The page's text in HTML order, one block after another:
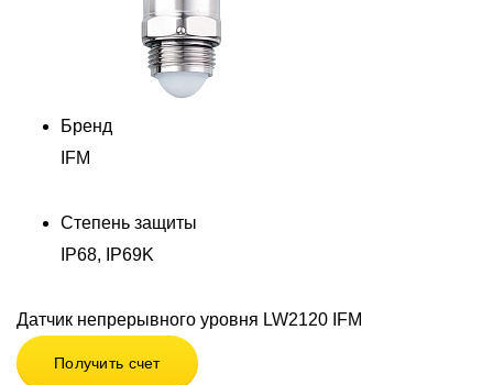
Бренд
IFM
Степень защиты
IP68, IP69K
Датчик непрерывного уровня LW2120 IFM
Получить счет